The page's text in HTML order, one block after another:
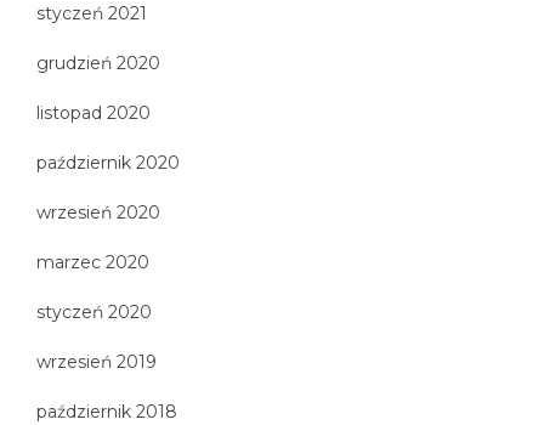
styczeń 2021
grudzień 2020
listopad 2020
październik 2020
wrzesień 2020
marzec 2020
styczeń 2020
wrzesień 2019
październik 2018